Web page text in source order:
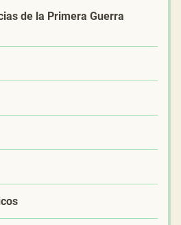
de la Primera Guerra